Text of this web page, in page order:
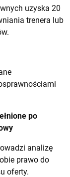
uzyska 20
trenera lub
po
analizę
prawo do
oferty.